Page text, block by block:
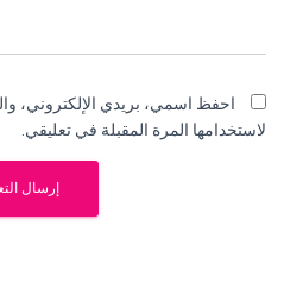
احفظ اسمي، بريدي الإلكتروني،
لاستخدامها المرة المقبلة في تعليقي.